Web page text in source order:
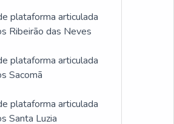
plataforma articulada
Ribeirão das Neves
plataforma articulada
Sacomã
plataforma articulada
Santa Luzia